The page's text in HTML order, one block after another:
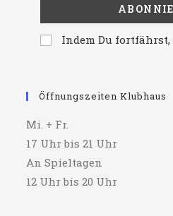
Indem Du
Öffnungszeiten Klubhaus
Mi. + Fr.
17 Uhr bis 21 Uhr
An Spieltagen
12 Uhr bis 20 Uhr